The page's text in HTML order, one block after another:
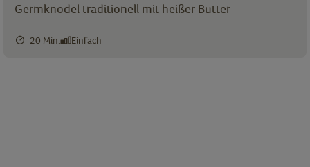
Germknödel traditionell mit heißer Butter
20 Min. Einfach